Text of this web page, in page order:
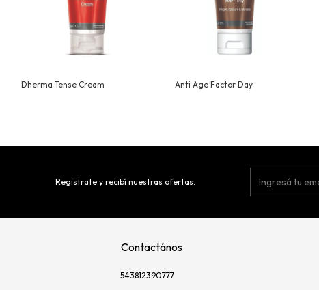
Dherma Tense Cream Anti Age Factor Day
Registrate y recibí nuestras ofertas.
Contactános
543812390777